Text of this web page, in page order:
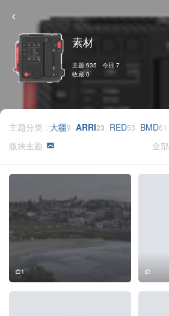
素材
主题 635 今日 7
收藏 0
主题分类 : 大疆9 ARRI23 RED53 BMD61
版块主题
全部
1